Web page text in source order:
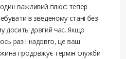
важливий плюс: тепер
в зведеному стані без
досить довгий час. Якщо
раз і надовго, це ваш
продовжує термін служби